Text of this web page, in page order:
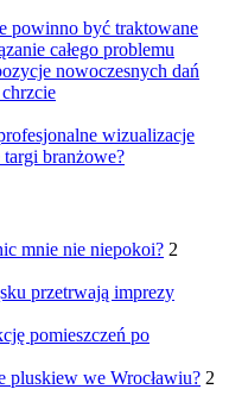
powinno być traktowane
całego problemu
nowoczesnych dań
wizualizacje
branżowe?
mnie nie niepokoi? 2
przetrwają imprezy
pomieszczeń po
pluskiew we Wrocławiu? 2